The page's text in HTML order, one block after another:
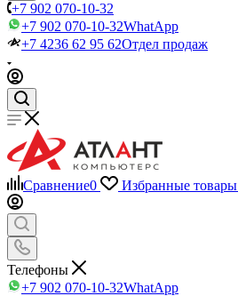
+7 902 070-10-32
+7 902 070-10-32WhatApp
+7 4236 62 95 62Отдел продаж
Сравнение0 Избранные товары
Телефоны
+7 902 070-10-32WhatApp